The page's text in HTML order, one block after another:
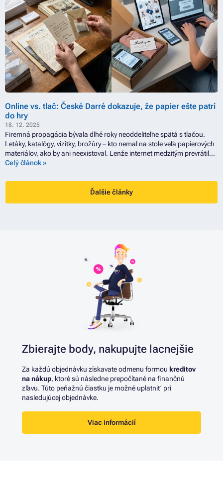
Zbierajte body, nakupujte lacnejšie
Za každú objednávku získavate odmenu formou kreditov
na nákup, ktoré sú následne prepočítané na finančnú
zľavu. Túto peňažnú čiastku je možné uplatniť pri
nasledujúcej objednávke.
Viac informácií
Online vs. tlač: České Darré dokazuje, že papier ešte patrí
do hry
18. 12. 2025
Firemná propagácia bývala dlhé roky neoddeliteľne spätá s tlačou.
Letáky, katalógy, vizitky, brožúry – kto nemal na stole veľa papierových
materiálov, ako by ani neexistoval. Lenže internet medzitým prevrátil
svet naruby, sociálne siete sa stali novým billboardom a každá značka,
novým trendom prispôsobiť. A práve v tomto prerode je fascinujúce
sledovať české aj slovenské firmy, ktoré si prešli oboma svetmi od
Celý článok »
Ďalšie články